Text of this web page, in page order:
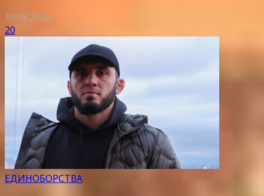
10.08.2026
20
ЕДИНОБОРСТВА